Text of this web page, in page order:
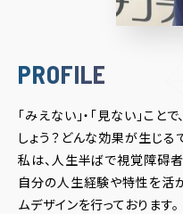
PROFILE
「みえない」・「見ない」こ
しょう？どんな効果が生じる
私は、人生半ばで視覚障碍者
自分の人生経験や特性を活
ムデザインを行っております。